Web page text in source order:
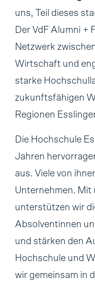
uns, Teil dieses
Der VdF Alumni +
Netzwerk
Wirtschaft und
starke
zukunftsfähigen
Regionen
Die Hochschule
Jahren
aus. Viele von
Unternehmen.
unterstützen wir
Absolventinnen
und stärken den
Hochschule und
wir gemeinsam in